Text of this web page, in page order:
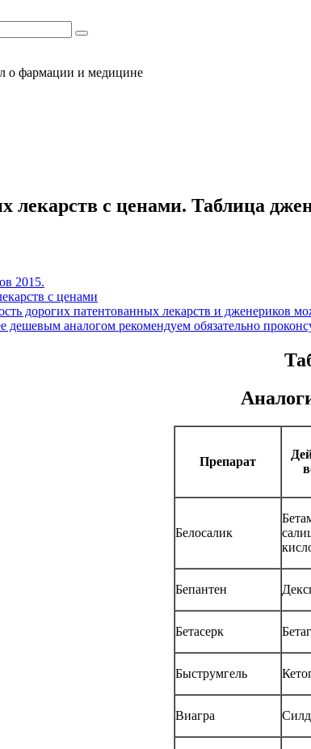
о фармации и медицине
лекарств с ценами. Таблица
2015.
с ценами
дорогих патентованных лекарств и дженериков
дешевым аналогом рекомендуем обязательно
Препарат
Белосалик
Бепантен
Бетасерк
Быструмгель
Виагра